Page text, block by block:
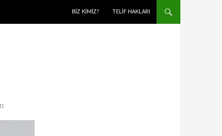
BIZ KIMIZ? TELIF HAKLARI